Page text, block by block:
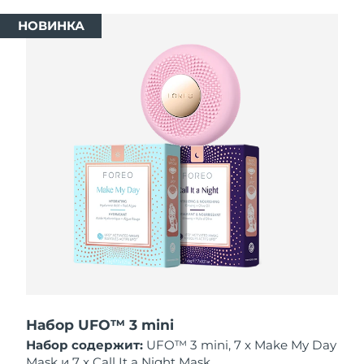
НОВИНКА
Набор UFO™ 3 mini
Набор содержит: UFO™ 3 mini, 7 x Make My Day
Израиль
Ожидаемая дата доставки
Япония
Ожидаемая дата доставки
Джерси
Ожидаемая дата доставки
Казахстан
Ожидаемая дата доставки
Латвия
8/9/26